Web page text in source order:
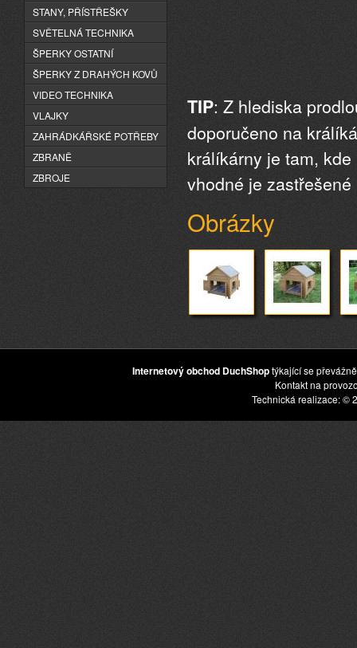
TIP: Z hlediska
doporučeno na
králíkárny je tam,
vhodné je
Obrázky
STANY, PŘÍSTŘEŠKY
SVĚTELNÁ TECHNIKA
ŠPERKY OSTATNÍ
ŠPERKY Z DRAHÝCH KOVŮ
VIDEO TECHNIKA
VLAJKY
ZAHRÁDKÁŘSKÉ POTŘEBY
ZBRANĚ
ZBROJE
Internetový obchod DuchShoptýkající se
Kontakt na
Technická realizace: ©